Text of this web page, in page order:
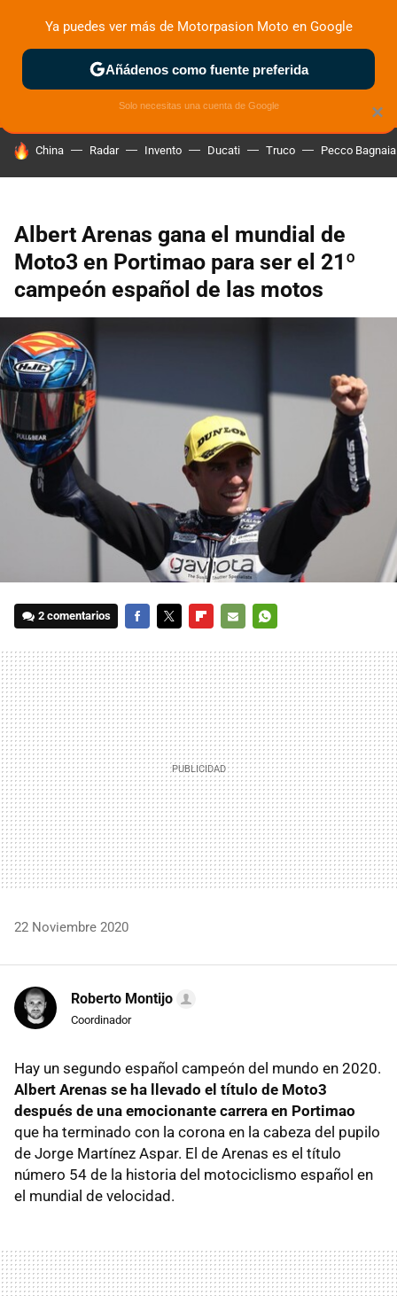
ZONA DE PRUEBAS DEPORTIVAS MOTOS ELÉCTRICAS
HOY SE HABLA DE
China Radar Invento Ducati Truco Pecco Bagnaia
Albert Arenas gana el mundial de
Moto3 en Portimao para ser el 21º
campeón español de las motos
2 comentarios
MAIL
22 Noviembre 2020
Roberto Montijo
Coordinador
Hay un segundo español campeón del mundo en 2020.
Albert Arenas se ha llevado el título de Moto3
después de una emocionante carrera en Portimao
que ha terminado con la corona en la cabeza del pupilo
de Jorge Martínez Aspar. El de Arenas es el título
número 54 de la historia del motociclismo español en
el mundial de velocidad.
×
Ya puedes ver más de Motorpasion Moto en Google
Añádenos como fuente preferida
Solo necesitas una cuenta de Google